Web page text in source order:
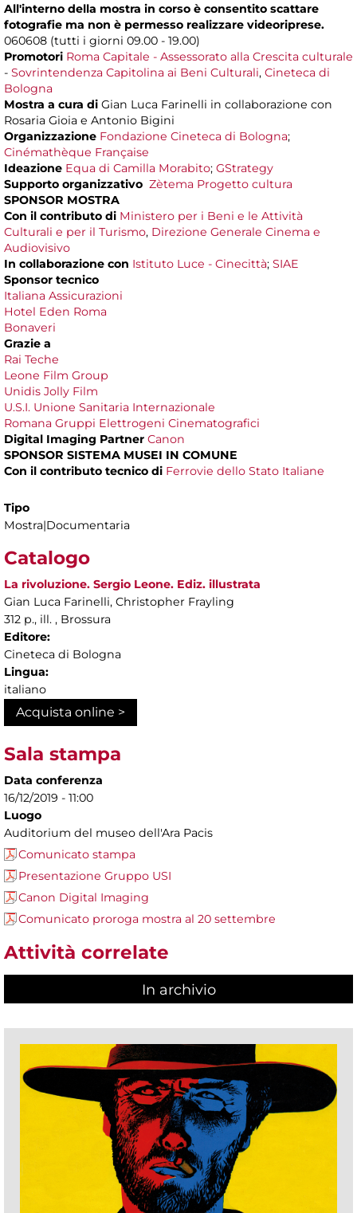
All'interno della mostra in corso è consentito scattare
fotografie ma non è permesso realizzare videoriprese.
060608 (tutti i giorni 09.00 - 19.00)
Promotori Roma Capitale - Assessorato alla Crescita culturale
- Sovrintendenza Capitolina ai Beni Culturali, Cineteca di
Bologna
Mostra a cura di Gian Luca Farinelli in collaborazione con
Rosaria Gioia e Antonio Bigini
Organizzazione Fondazione Cineteca di Bologna;
Cinémathèque Française
Ideazione Equa di Camilla Morabito; GStrategy
Supporto organizzativo Zètema Progetto cultura
SPONSOR MOSTRA
Con il contributo di Ministero per i Beni e le Attività
Culturali e per il Turismo, Direzione Generale Cinema e
Audiovisivo
In collaborazione con Istituto Luce - Cinecittà; SIAE
Sponsor tecnico
Italiana Assicurazioni
Hotel Eden Roma
Bonaveri
Grazie a
Rai Teche
Leone Film Group
Unidis Jolly Film
U.S.I. Unione Sanitaria Internazionale
Romana Gruppi Elettrogeni Cinematografici
Digital Imaging Partner Canon
SPONSOR SISTEMA MUSEI IN COMUNE
Con il contributo tecnico di Ferrovie dello Stato Italiane
Tipo
Mostra|Documentaria
Catalogo
La rivoluzione. Sergio Leone. Ediz. illustrata
Gian Luca Farinelli, Christopher Frayling
312 p., ill. , Brossura
Editore:
Cineteca di Bologna
Lingua:
italiano
Acquista online >
Sala stampa
Data conferenza
16/12/2019 - 11:00
Luogo
Auditorium del museo dell'Ara Pacis
Comunicato stampa
Presentazione Gruppo USI
Canon Digital Imaging
Comunicato proroga mostra al 20 settembre
Attività correlate
In archivio